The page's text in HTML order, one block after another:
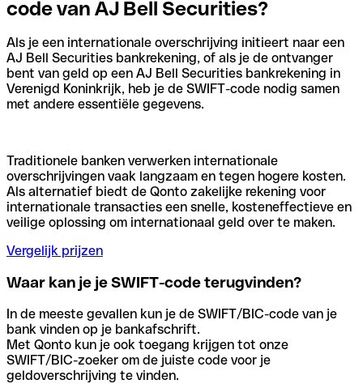
code van AJ Bell Securities?
Als je een internationale overschrijving initieert naar een
AJ Bell Securities bankrekening, of als je de ontvanger
bent van geld op een AJ Bell Securities bankrekening in
Verenigd Koninkrijk, heb je de SWIFT-code nodig samen
met andere essentiële gegevens.
Traditionele banken verwerken internationale
overschrijvingen vaak langzaam en tegen hogere kosten.
Als alternatief biedt de Qonto zakelijke rekening voor
internationale transacties een snelle, kosteneffectieve en
veilige oplossing om internationaal geld over te maken.
Vergelijk prijzen
Waar kan je je SWIFT-code terugvinden?
In de meeste gevallen kun je de SWIFT/BIC-code van je
bank vinden op je bankafschrift.
Met Qonto kun je ook toegang krijgen tot onze
SWIFT/BIC-zoeker om de juiste code voor je
geldoverschrijving te vinden.